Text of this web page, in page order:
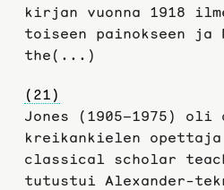
kirjan vuonna 1918
toiseen painokseen ja
the(...)
(21)
Jones (1905–1975) oli
kreikankielen
classical scholar
tutustui Alexander-